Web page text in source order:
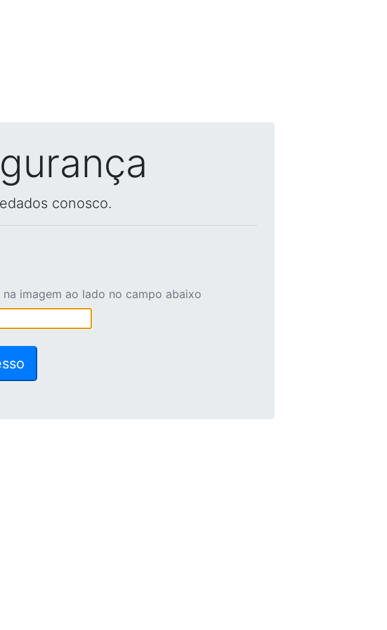
conosco.
imagem ao lado no campo abaixo